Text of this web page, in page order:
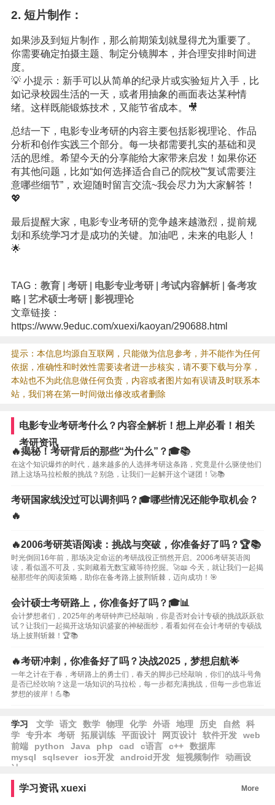
2. 短片制作：
如果涉及到短片制作，那么前期策划就显得尤为重要了。
你需要确定拍摄主题、制定分镜脚本，并合理安排时间进
度。
💡 小提示：新手可以从简单的纪录片或实验短片入手，比
如记录校园生活的一天，或者用抽象的画面表达某种情
绪。这样既能锻炼技术，又能节省成本。🎥
总结一下，电影专业考研的内容主要包括影视理论、作品
分析和创作实践三个部分。每一块都需要扎实的基础和灵
活的思维。希望今天的分享能给大家带来启发！如果你还
有其他问题，比如“如何选择适合自己的院校”“复试需要注
意哪些细节”，欢迎随时留言交流~我会尽力为大家解答！
💖
最后提醒大家，电影专业考研的竞争越来越激烈，提前规
划和系统学习 才是成功的关键。加油吧，未来的电影人！
🌟
TAG： 教育| 考研| 电影专业考研| 考试内容解析| 备考攻
略| 艺术硕士考研| 影视理论
文章链接：
https://www.9educ.com/xuexi/kaoyan/290688.html
提示：本信息均源自互联网，只能做为信息参考，并不能作为任何
依据，准确性和时效性需要读者进一步核实，请不要下载与分享，
本站也不为此信息做任何负责，内容或者图片如有误请及时联系本
站，我们将在第一时间做出修改或者删除
电影专业考研考什么？内容全解析！想上岸必看！相关
考研资讯
🔥揭秘！考研背后的那些“为什么”？🎓📚
在这个知识爆炸的时代，越来越多的人选择考研这条路，究竟是什么驱使他们
踏上这场马拉松般的挑战？别急，让我们一起解开这个谜团！🚀📚
考研国家线没过可以调剂吗？🎓哪些情况还能争取机会？
🔥
🔥2006考研英语阅读：挑战与突破，你准备好了吗？🏆📚
时光倒回16年前，那场决定命运的考研战役正悄然开启。2006考研英语阅
读，看似遥不可及，实则藏着无数宝藏等待挖掘。🚀📖 今天，就让我们一起揭
秘那些年的阅读策略，助你在备考路上披荆斩棘，迈向成功！🎯
会计硕士考研路上，你准备好了吗？🎓📊
会计梦想者们，2025年的考研钟声已经敲响，你是否对会计专硕的挑战跃跃欲
试？让我们一起揭开这场知识盛宴的神秘面纱，看看如何在会计考研的专硕战
场上披荆斩棘！🏆📚
🔥考研冲刺，你准备好了吗？决战2025，梦想启航🌟
一年之计在于春，考研路上的勇士们，春天的脚步已经敲响，你们的战斗号角
是否已经吹响？这是一场知识的马拉松，每一步都充满挑战，但每一步也靠近
梦想的彼岸！💪📚
学习 文学 语文 数学 物理 化学 外语 地理 历史 自然
科
学
专升本 考研 拓展训练 平面设计 网页设计 软件开发
web
前端
python Java php cad c语言 c++
数据库
mysql
sqlsever ios开发 android开发 短视频制作
动画设
计
学习资讯 xuexi More